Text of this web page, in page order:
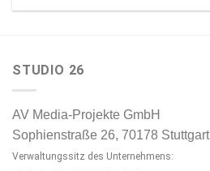
STUDIO 26
AV Media-Projekte GmbH
Sophienstraße 26, 70178 Stuttgart
Verwaltungssitz des Unternehmens: